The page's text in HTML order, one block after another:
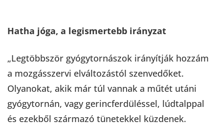
Hatha jóga, a legismertebb irányzat
„Legtöbbször gyógytornászok irányítják hozzám
a mozgásszervi elváltozástól szenvedőket.
Olyanokat, akik már túl vannak a műtét utáni
gyógytornán, vagy gerincferdüléssel, lúdtalppal
és ezekből származó tünetekkel küzdenek.